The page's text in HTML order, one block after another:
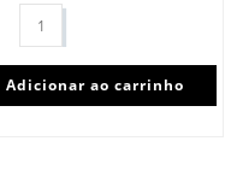
Adicionar ao carrinho